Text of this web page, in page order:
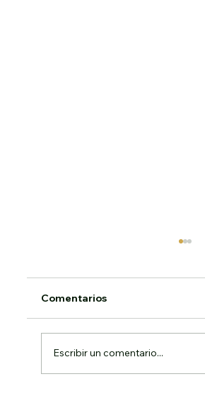
SOLEMNIDAD DEL
II San Juan de Letrán,
1998 1. «Tú caminas a lo...
Comentarios
Escribir un comentario...